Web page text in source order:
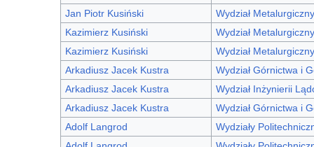
Jan Piotr Kusiński
Wydział Metalurgiczny
Kazimierz Kusiński
Wydział Metalurgiczny
Kazimierz Kusiński
Wydział Metalurgiczny
Arkadiusz Jacek Kustra
Wydział Górnictwa i
Arkadiusz Jacek Kustra
Wydział Inżynierii
Arkadiusz Jacek Kustra
Wydział Górnictwa i
Adolf Langrod
Wydziały